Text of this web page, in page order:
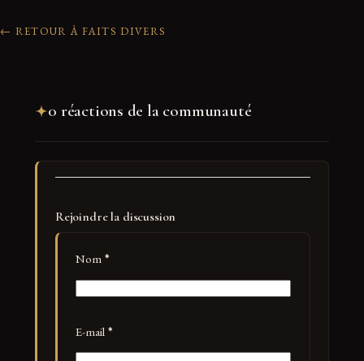
← RETOUR À FAITS DIVERS
0 réactions de la communauté
Rejoindre la discussion
Nom *
E-mail *